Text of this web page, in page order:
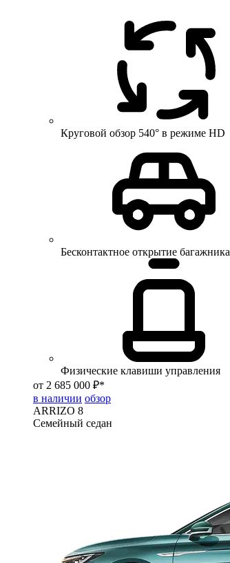
Круговой обзор 540° в режиме HD
Бесконтактное открытие багажника
Физические клавиши управления
от 2 685 000 ₽*
в наличии обзор
ARRIZO 8
Семейный седан